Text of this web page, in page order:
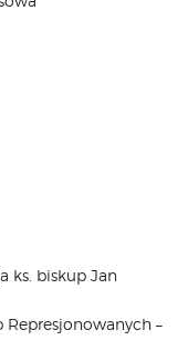
ks. biskup Jan
–